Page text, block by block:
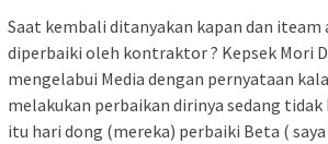
Saat kembali ditanyakan kapan dan iteam
diperbaiki oleh kontraktor ? Kepsek Mori
mengelabui Media dengan pernyataan
melakukan perbaikan dirinya sedang tidak
itu hari dong (mereka) perbaiki Beta ( saya